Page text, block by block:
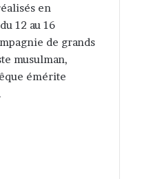
en
12 au 16
de grands
musulman,
émérite